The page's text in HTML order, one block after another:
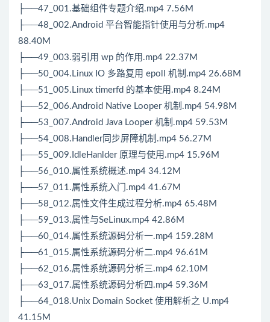
├──47_001.基础组件专题介绍.mp4 7.56M
├──48_002.Android 平台智能指针使用与分析.mp4
88.40M
├──49_003.弱引用 wp 的作用.mp4 22.37M
├──50_004.Linux IO 多路复用 epoll 机制.mp4 26.68M
├──51_005.Linux timerfd 的基本使用.mp4 8.24M
├──52_006.Android Native Looper 机制.mp4 54.98M
├──53_007.Android Java Looper 机制.mp4 59.53M
├──54_008.Handler同步屏障机制.mp4 56.27M
├──55_009.IdleHanlder 原理与使用.mp4 15.96M
├──56_010.属性系统概述.mp4 34.12M
├──57_011.属性系统入门.mp4 41.67M
├──58_012.属性文件生成过程分析.mp4 65.48M
├──59_013.属性与SeLinux.mp4 42.86M
├──60_014.属性系统源码分析一.mp4 159.28M
├──61_015.属性系统源码分析二.mp4 96.61M
├──62_016.属性系统源码分析三.mp4 62.10M
├──63_017.属性系统源码分析四.mp4 59.36M
├──64_018.Unix Domain Socket 使用解析之 U.mp4
41.15M